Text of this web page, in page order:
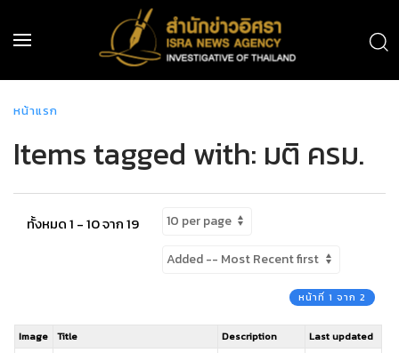
หน้าแรก
Items tagged with: มติ ครม.
ทั้งหมด 1 - 10 จาก 19
หน้าที่ 1 จาก 2
Image Title Description Last updated